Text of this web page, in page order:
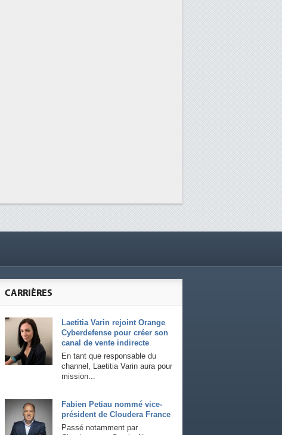
CARRIÈRES
Laetitia Varin rejoint Orange
Cyberdefense pour créer son
canal de vente indirecte
En tant que responsable du
channel, Laetitia Varin aura pour
mission...
Fabien Petiau nommé vice-
président de Cloudera France
Passé notamment par